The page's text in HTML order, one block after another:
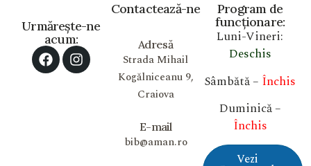
Program de
funcționare:
Luni-Vineri:
Deschis
Sâmbătă – Închis
Duminică –
Închis
Vezi
Contactează-ne
Adresă
Strada Mihail
Kogălniceanu 9,
Craiova
E-mail
bib@aman.ro
Urmărește-ne
acum: